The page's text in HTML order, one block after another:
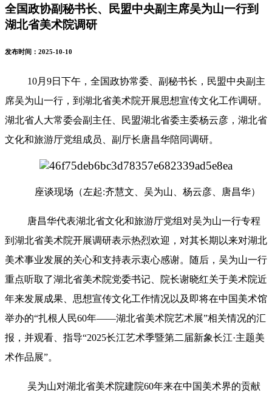
全国政协副秘书长、民盟中央副主席吴为山一行到
湖北省美术院调研
发布时间：2025-10-10
10月9日下午，全国政协常委、副秘书长，民盟中央副主
席吴为山一行，到湖北省美术院开展思想宣传文化工作调研。
湖北省人大常委会副主任、民盟湖北省委主委杨云彦，湖北省
文化和旅游厅党组成员、副厅长唐昌华陪同调研。
座谈现场（左起:齐慧文、吴为山、杨云彦、唐昌华）
唐昌华代表湖北省文化和旅游厅党组对吴为山一行专程
到湖北省美术院开展调研表示热烈欢迎，对其长期以来对湖北
美术事业发展的关心和支持表示衷心感谢。随后，吴为山一行
重点听取了湖北省美术院党委书记、院长谢晓红关于美术院近
年来发展成果、思想宣传文化工作情况以及即将在中国美术馆
举办的“扎根人民60年——湖北省美术院艺术展”相关情况的汇
报，并观看、指导“2025长江艺术季暨第二届新象长江·主题美
术作品展”。
吴为山对湖北省美术院建院60年来在中国美术界的贡献